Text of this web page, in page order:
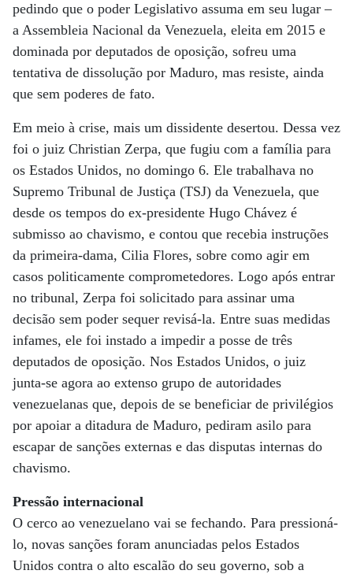
pedindo que o poder Legislativo assuma em seu lugar –
a Assembleia Nacional da Venezuela, eleita em 2015 e
dominada por deputados de oposição, sofreu uma
tentativa de dissolução por Maduro, mas resiste, ainda
que sem poderes de fato.
Em meio à crise, mais um dissidente desertou. Dessa vez
foi o juiz Christian Zerpa, que fugiu com a família para
os Estados Unidos, no domingo 6. Ele trabalhava no
Supremo Tribunal de Justiça (TSJ) da Venezuela, que
desde os tempos do ex-presidente Hugo Chávez é
submisso ao chavismo, e contou que recebia instruções
da primeira-dama, Cilia Flores, sobre como agir em
casos politicamente comprometedores. Logo após entrar
no tribunal, Zerpa foi solicitado para assinar uma
decisão sem poder sequer revisá-la. Entre suas medidas
infames, ele foi instado a impedir a posse de três
deputados de oposição. Nos Estados Unidos, o juiz
junta-se agora ao extenso grupo de autoridades
venezuelanas que, depois de se beneficiar de privilégios
por apoiar a ditadura de Maduro, pediram asilo para
escapar de sanções externas e das disputas internas do
chavismo.
Pressão internacional
O cerco ao venezuelano vai se fechando. Para pressioná-
lo, novas sanções foram anunciadas pelos Estados
Unidos contra o alto escalão do seu governo, sob a